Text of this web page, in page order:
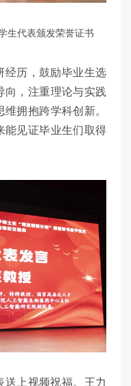
生代表颁发荣誉证书
经历，鼓励毕业生选
向，注重理论与实践
拥抱跨学科创新。
能见证毕业生们取得
送上视频祝福。王力